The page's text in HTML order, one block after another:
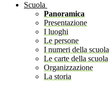
Scuola
Panoramica
Presentazione
I luoghi
Le persone
I numeri della scuola
Le carte della scuola
Organizzazione
La storia